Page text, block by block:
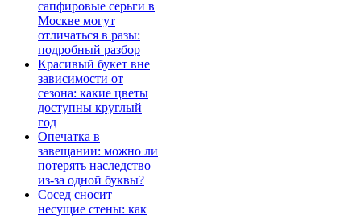
сапфировые серьги в
Москве могут
отличаться в разы:
подробный разбор
Красивый букет вне
зависимости от
сезона: какие цветы
доступны круглый
год
Опечатка в
завещании: можно ли
потерять наследство
из-за одной буквы?
Сосед сносит
несущие стены: как